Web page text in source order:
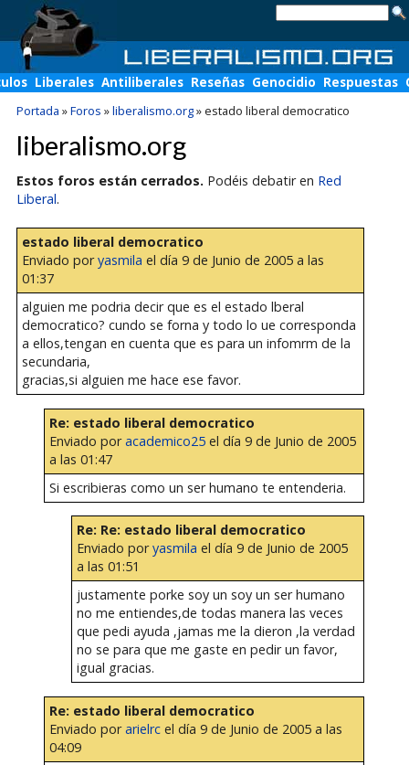
Liberales Antiliberales Reseñas Genocidio Respuestas
Portada »Foros »liberalismo.org»estado liberal democratico
liberalismo.org
Estos foros están cerrados. Podéis debatir en Red
Liberal.
estado liberal democratico
Enviado poryasmila el día 9 de Junio de 2005 a las
01:37
alguien me podria decir que es el estado lberal
democratico? cundo se forna y todo lo ue corresponda
a ellos,tengan en cuenta que es para un infomrm de la
secundaria,
gracias,si alguien me hace ese favor.
Re: estado liberal democratico
Enviado poracademico25el día 9 de Junio de 2005
a las 01:47
Si escribieras como un ser humano te entenderia.
Re: Re: estado liberal democratico
Enviado poryasmila el día 9 de Junio de 2005
a las 01:51
justamente porke soy un soy un ser humano
no me entiendes,de todas manera las veces
que pedi ayuda ,jamas me la dieron ,la verdad
no se para que me gaste en pedir un favor,
igual gracias.
Re: estado liberal democratico
Enviado porarielrcel día 9 de Junio de 2005 a las
04:09